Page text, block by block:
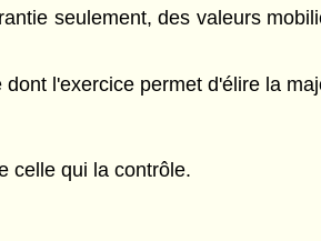
seulement, des valeurs
l'exercice permet d'élire la
celle qui la contrôle.